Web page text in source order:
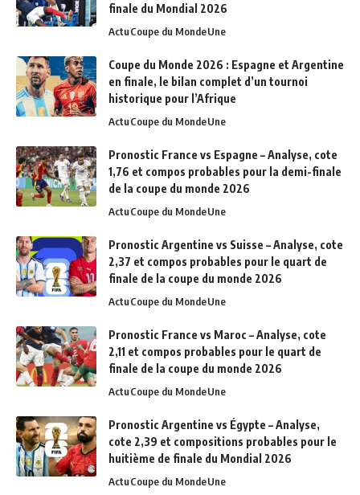
finale du Mondial 2026
ActuCoupe du MondeUne
Coupe du Monde 2026 : Espagne et Argentine
en finale, le bilan complet d’un tournoi
historique pour l’Afrique
ActuCoupe du MondeUne
Pronostic France vs Espagne – Analyse, cote
1,76 et compos probables pour la demi-finale
de la coupe du monde 2026
ActuCoupe du MondeUne
Pronostic Argentine vs Suisse – Analyse, cote
2,37 et compos probables pour le quart de
finale de la coupe du monde 2026
ActuCoupe du MondeUne
Pronostic France vs Maroc – Analyse, cote
2,11 et compos probables pour le quart de
finale de la coupe du monde 2026
ActuCoupe du MondeUne
Pronostic Argentine vs Égypte – Analyse,
cote 2,39 et compositions probables pour le
huitième de finale du Mondial 2026
ActuCoupe du MondeUne